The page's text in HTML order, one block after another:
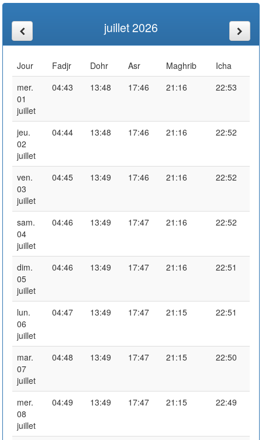
juillet 2026
Jour Fadjr Dohr Asr Maghrib
Icha
mer.
01
juillet
04:43 13:48 17:46 21:16 22:53
jeu.
02
juillet
04:44 13:48 17:46 21:16 22:52
ven.
03
juillet
04:45 13:49 17:46 21:16 22:52
sam.
04
juillet
04:46 13:49 17:47 21:16 22:52
dim.
05
juillet
04:46 13:49 17:47 21:16 22:51
lun.
06
juillet
04:47 13:49 17:47 21:15 22:51
mar.
07
juillet
04:48 13:49 17:47 21:15 22:50
mer.
08
juillet
04:49 13:49 17:47 21:15 22:49